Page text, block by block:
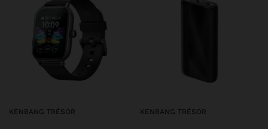
KENBANG TRÉSOR KENBANG TRÉSOR